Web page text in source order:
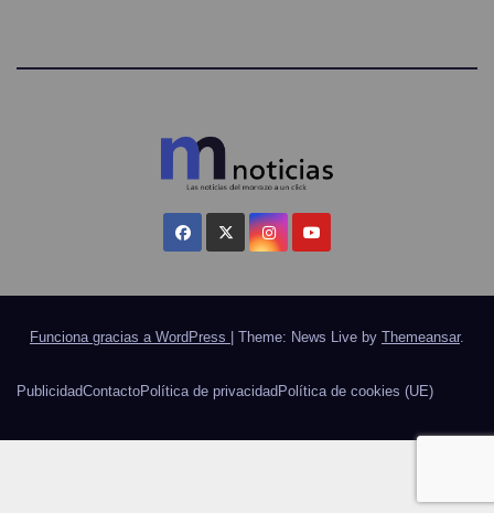
Funciona gracias a WordPress Theme: News Live by Themeansar.
PublicidadContactoPolítica de privacidadPolítica de cookies (UE)